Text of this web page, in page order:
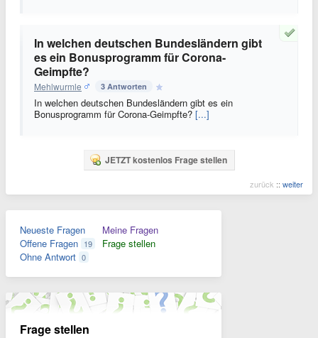
In welchen deutschen Bundesländern gibt
es ein Bonusprogramm für Corona-
Geimpfte?
Mehlwurmle 3 Antworten
In welchen deutschen Bundesländern gibt es ein
Bonusprogramm für Corona-Geimpfte? [...]
JETZT kostenlos Frage stellen
zurück :: weiter
Neueste Fragen
Offene Fragen 19
Ohne Antwort 0
Meine Fragen
Frage stellen
Frage stellen